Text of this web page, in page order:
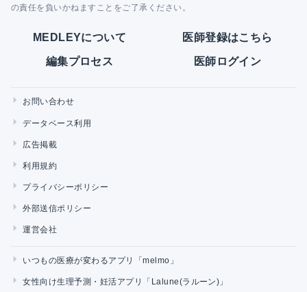
の責任を負いかねますことをご了承ください。
MEDLEYについて 医師登録はこちら
編集プロセス 医師ログイン
お問い合わせ
データベース利用
広告掲載
利用規約
プライバシーポリシー
外部送信ポリシー
運営会社
いつもの医療が変わるアプリ「melmo」
女性向け生理予測・妊活アプリ「Lalune(ラルーン)」